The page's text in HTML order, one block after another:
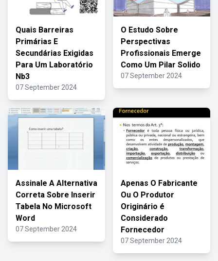
Quais Barreiras
Primárias E
Secundárias Exigidas
Para Um Laboratório
Nb3
07 September 2024
O Estudo Sobre
Perspectivas
Profissionais Emerge
Como Um Pilar Solido
07 September 2024
Assinale A Alternativa
Correta Sobre Inserir
Tabela No Microsoft
Word
07 September 2024
Apenas O Fabricante
Ou O Produtor
Originário é
Considerado
Fornecedor
07 September 2024